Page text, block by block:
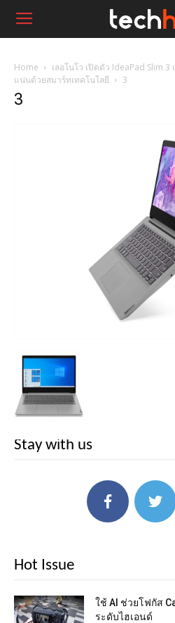
Home
เลอโนโว เปิดตัว IdeaPad Slim
แน่นด้วยสมาร์ทเทคโนโลยี
3
3
Stay with us
Hot Issue
ใช้ AI ช่วยโฟกัส
ระดับไฮเอนด์